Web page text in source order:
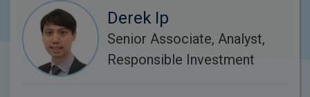
Derek Ip
Senior Associate, Analyst,
Responsible Investment